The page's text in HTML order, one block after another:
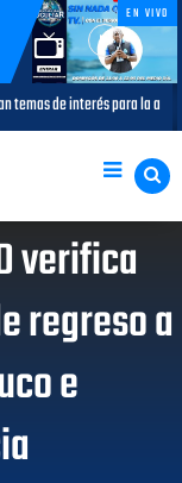
EN VIVO
civil AGOSTO 05,
verifica
regreso a
e